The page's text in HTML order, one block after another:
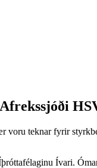
voru teknar fyrir
Ívari.